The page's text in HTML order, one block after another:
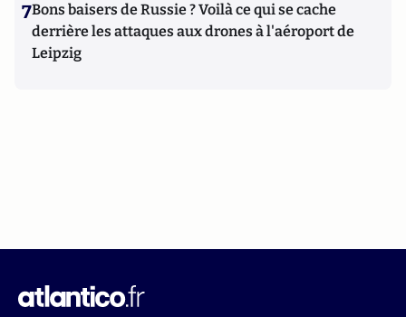
7Bons baisers de Russie ? Voilà ce qui se cache
derrière les attaques aux drones à l'aéroport de
Leipzig